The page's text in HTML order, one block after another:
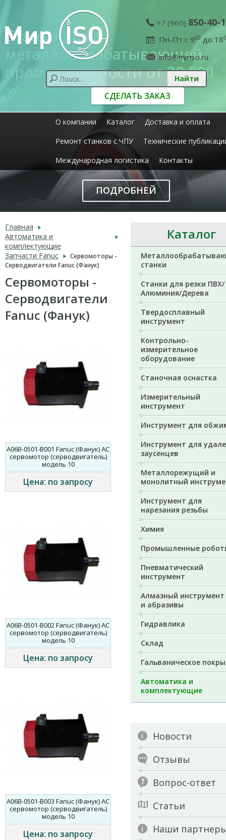
+7 (960) 850-40-
Пн-Пт с 900до 18
info@miriso.ru
СДЕЛАТЬ ЗАКАЗ
О компании Каталог
Доставка и оплата
Ремонт станков с ЧПУ
Технические
Международная логистика
Контакты
Станки для
металлообрабатывающей
промышленности от20 000
рублей
ПОДРОБНЕЙ
Главная
Автоматика и
комплектующие
Запчасти Fanuc
Сервомоторы -
Серводвигатели Fanuc (Фанук)
Сервомоторы -
Серводвигатели
Fanuc (Фанук)
A06B-0501-B001 Fanuc (Фанук) AC
сервомотор (серводвигатель)
модель 10
Цена: по запросу
A06B-0501-B002 Fanuc (Фанук) AC
сервомотор (серводвигатель)
модель 10
Цена: по запросу
A06B-0501-B003 Fanuc (Фанук) AC
сервомотор (серводвигатель)
модель 10
Цена: по запросу
Каталог
станки
Станки для резки ПВХ/
Алюминия/Дерева
Твердосплавный
инструмент
Контрольно-
измерительное
оборудование
Станочная оснастка
Измерительный
инструмент
Инструмент для
Инструмент для
заусенцев
Металлорежущий и
монолитный
Инструмент для
нарезания резьбы
Химия
Промышленные
Пневматический
инструмент
Алмазный инструмент
и абразивы
Гидравлика
Склад
Гальваническое
Автоматика и
комплектующие
Новости
Отзывы
Вопрос-ответ
Статьи
Наши